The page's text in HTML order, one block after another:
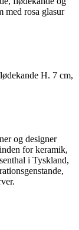
med rosa glasur
H. 7 cm,
og designer
for keramik,
i Tyskland,